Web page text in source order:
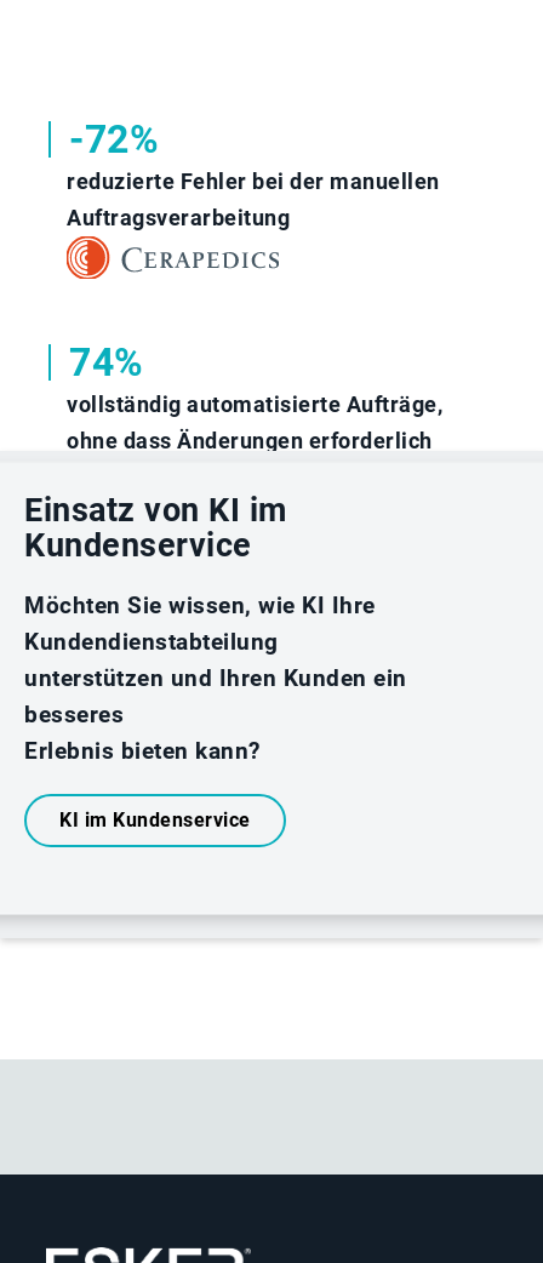
-72%
reduzierte Fehler bei der manuellen
Auftragsverarbeitung
74%
vollständig automatisierte Aufträge,
ohne dass Änderungen erforderlich
Einsatz von KI im
Kundenservice
Möchten Sie wissen, wie KI Ihre
Kundendienstabteilung
unterstützen und Ihren Kunden ein
besseres
Erlebnis bieten kann?
KI im Kundenservice